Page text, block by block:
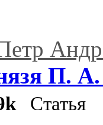
П.
Статья